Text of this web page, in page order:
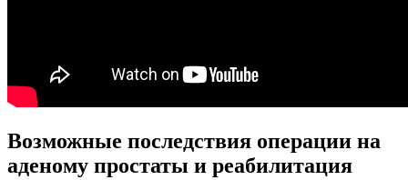
Возможные последствия операции на
аденому простаты и реабилитация